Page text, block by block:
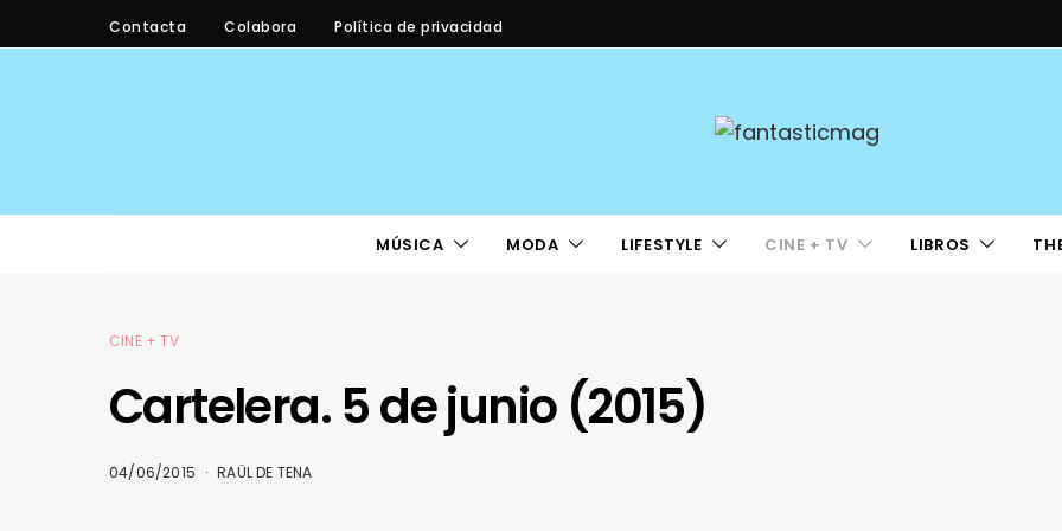
Contacta Colabora Política de privacidad
MÚSICA MODA LIFESTYLE CINE + TV LIBROS
CINE + TV
Cartelera. 5 de junio (2015)
04/06/2015 RAÜL DE TENA